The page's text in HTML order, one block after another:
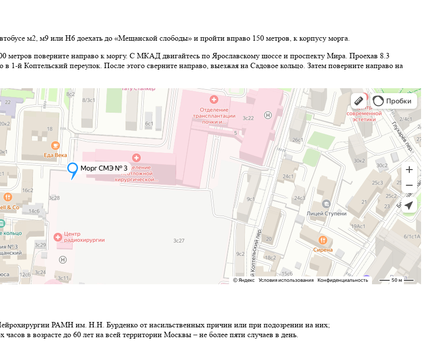
м2, м9 или Н6 доехать до «Мещанской слободы» и пройти вправо 150 метров, к корпусу морга.
метров поверните направо к моргу. С МКАД двигайтесь по Ярославскому шоссе и проспекту Мира. Проехав 8.3
1-й Коптельский переулок. После этого сверните направо, выезжая на Садовое кольцо. Затем поверните направо на
РАМН им. Н.Н. Бурденко от насильственных причин или при подозрении на них;
в возрасте до 60 лет на всей территории Москвы – не более пяти случаев в день.